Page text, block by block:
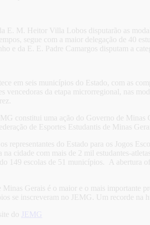
E. M. Heitor Villa Lobos disputarão as
segue com a maior delegação de 40
e da E. E. Padre Camargos disputam a
em seis municípios do Estado, com as
vencedoras da etapa microrregional, nas
constitui uma ação do Governo de Minas
de Esportes Estudantis de Minas
representantes do Estado para os Jogos
na cidade com mais de 2 mil estudantes-
149 escolas de 51 municípios. A abertura
Minas Gerais é o maior e o mais importante
se inscreveram no JEMG. Um recorde na
do
JEMG